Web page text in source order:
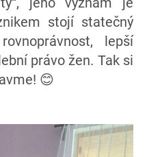
stojí statečný
lepší
právo žen. Tak si
😊